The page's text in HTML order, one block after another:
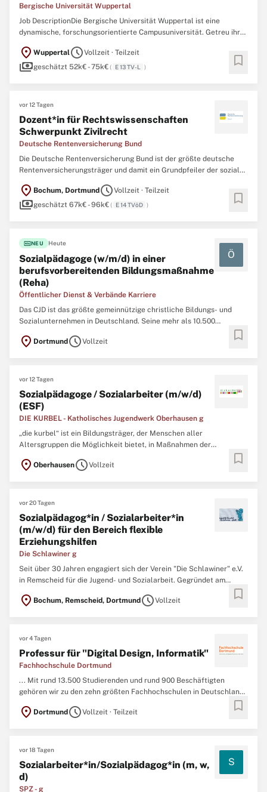
Bergische Universität Wuppertal
Job DescriptionDie Bergische Universität Wuppertal ist eine
dynamische, forschungsorientierte Campusuniversität. Getreu ihres
großen gesellschaftlichen Herausforderungen in Wissenschaft,
Bildung, Kultur, Wirtschaft, Gesellschaft, Technik ...
location_on WuppertalscheduleVollzeit · Teilzeit
paymentsgeschätzt 52k€ - 75k€( E 13 TV-L ) bookmark
vor 12 Tagen
Dozent*in für Rechtswissenschaften
Schwerpunkt Zivilrecht
Deutsche Rentenversicherung Bund
Die Deutsche Rentenversicherung Bund ist der größte deutsche
Rentenversicherungsträger und damit ein Grundpfeiler der sozialen
gesamtes Leben lang – vom Berufsanfang bis ins Rentenalter. 24,2
Millionen Versicherte, 10,8 Millionen Rentner*innen ...
location_on Bochum, Dortmund scheduleVollzeit · Teilzeit
paymentsgeschätzt 67k€ - 96k€( E 14 TVöD ) bookmark
fiber_newNEU Heute
Sozialpädagoge (w/m/d) in einer
berufsvorbereitenden Bildungsmaßnahme
(Reha)
Öffentlicher Dienst & Verbände Karriere
Ö
Das CJD ist das größte gemeinnützige christliche Bildungs- und
Sozialunternehmen in Deutschland. Seine mehr als 10.500
Erwachsene an über 350 Standorten in Kitas, Schulen,
location_on Dortmund scheduleVollzeit bookmark
vor 12 Tagen
Sozialpädagoge / Sozialarbeiter (m/w/d)
(ESF)
DIE KURBEL - Katholisches Jugendwerk Oberhausen g
„die kurbel“ ist ein Bildungsträger, der Menschen aller
Altersgruppen die Möglichkeit bietet, in Maßnahmen der
beruflichen Orientierung und Berufsvorbereitung, in Ausbildung,
Stabilisierungs- und Qualifizierungsprojekten und
location_on OberhausenscheduleVollzeit bookmark
vor 20 Tagen
Sozialpädagog*in / Sozialarbeiter*in
(m/w/d) für den Bereich flexible
Erziehungshilfen
Die Schlawiner g
Seit über 30 Jahren engagiert sich der Verein "Die Schlawiner" e.V.
in Remscheid für die Jugend- und Sozialarbeit. Gegründet am
04.01.1992 als Nachfolger der "INITIATIVE OFFENE JUGENDARBEIT
LÜTTRINGHAUSEN", war es von Anfang an unser Ziel, das
location_on Bochum, Remscheid, Dortmund scheduleVollzeit bookmark
vor 4 Tagen
Professur für "Digital Design, Informatik"
Fachhochschule Dortmund
... Mit rund 13.500 Studierenden und rund 900 Beschäftigten
gehören wir zu den zehn größten Fachhochschulen in Deutschland
Masterabschlüsse in der Informatik, in Ingenieur-, Wirtschafts- und
location_on Dortmund scheduleVollzeit · Teilzeit bookmark
vor 18 Tagen
Sozialarbeiter*in/Sozialpädagog*in (m, w,
d)
SPZ - g
S